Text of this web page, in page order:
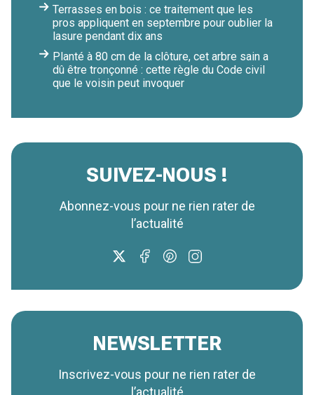
Terrasses en bois : ce traitement que les
pros appliquent en septembre pour oublier la
lasure pendant dix ans
Planté à 80 cm de la clôture, cet arbre sain a
dû être tronçonné : cette règle du Code civil
que le voisin peut invoquer
SUIVEZ-NOUS !
Abonnez-vous pour ne rien rater de
l’actualité
NEWSLETTER
Inscrivez-vous pour ne rien rater de
l’actualité